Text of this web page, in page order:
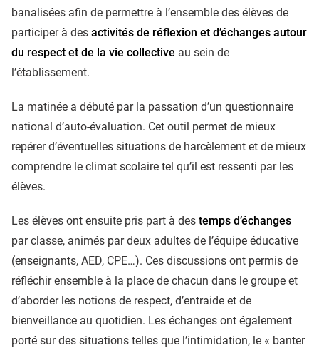
banalisées afin de permettre à l’ensemble des élèves de
participer à des activités de réflexion et d’échanges autour
du respect et de la vie collective au sein de
l’établissement.
La matinée a débuté par la passation d’un questionnaire
national d’auto-évaluation. Cet outil permet de mieux
repérer d’éventuelles situations de harcèlement et de mieux
comprendre le climat scolaire tel qu’il est ressenti par les
élèves.
Les élèves ont ensuite pris part à des temps d’échanges
par classe, animés par deux adultes de l’équipe éducative
(enseignants, AED, CPE…). Ces discussions ont permis de
réfléchir ensemble à la place de chacun dans le groupe et
d’aborder les notions de respect, d’entraide et de
bienveillance au quotidien. Les échanges ont également
porté sur des situations telles que l’intimidation, le « banter